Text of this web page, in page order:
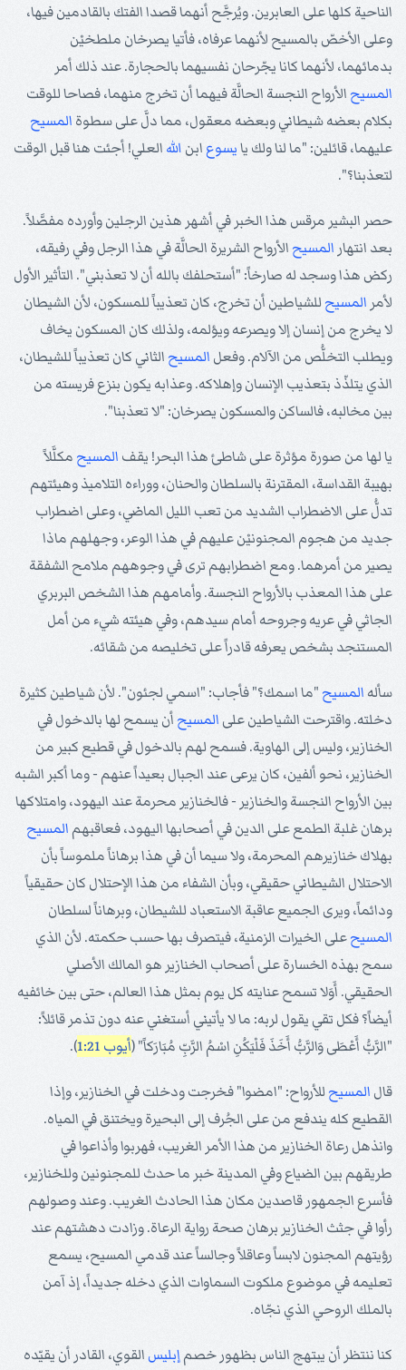
الناحية كلها على العابرين. ويُرجَّح أنهما قصدا الفتك بالقادمين فيها،
وعلى الأخصّ بالمسيح لأنهما عرفاه، فأتيا يصرخان ملطخيْن
بدمائهما، لأنهما كانا يجّرحان نفسيهما بالحجارة. عند ذلك أمر
المسيح الأرواح النجسة الحالَّة فيهما أن تخرج منهما، فصاحا للوقت
بكلام بعضه شيطاني وبعضه معقول، مما دلَّ على سطوة المسيح
عليهما، قائلين: "ما لنا ولك يايسوع ابن الله العلي! أجئت هنا قبل الوقت
لتعذبنا؟".
حصر البشير مرقس هذا الخبر في أشهر هذين الرجلين وأورده مفصَّلاً.
بعد انتهار المسيح الأرواح الشريرة الحالَّة في هذا الرجل وفي رفيقه،
ركض هذا وسجد له صارخاً: "أستحلفك بالله أن لا تعذبني". التأثير الأول
لأمر المسيح للشياطين أن تخرج، كان تعذيباً للمسكون، لأن الشيطان
لا يخرج من إنسان إلا ويصرعه ويؤلمه، ولذلك كان المسكون يخاف
ويطلب التخلُّص من الآلام. وفعل المسيح الثاني كان تعذيباً للشيطان،
الذي يتلذّذ بتعذيب الإنسان وإهلاكه. وعذابه يكون بنزع فريسته من
بين مخالبه، فالساكن والمسكون يصرخان: "لا تعذبنا".
يا لها من صورة مؤثرة على شاطئ هذا البحر! يقف المسيح مكلَّلاً
بهيبة القداسة، المقترنة بالسلطان والحنان، ووراءه التلاميذ وهيئتهم
تدلُّ على الاضطراب الشديد من تعب الليل الماضي، وعلى اضطراب
جديد من هجوم المجنونيْن عليهم في هذا الوعر، وجهلهم ماذا
يصير من أمرهما. ومع اضطرابهم ترى في وجوههم ملامح الشفقة
على هذا المعذب بالأرواح النجسة. وأمامهم هذا الشخص البربري
الجاثي في عريه وجروحه أمام سيدهم، وفي هيئته شيء من أمل
المستنجد بشخص يعرفه قادراً على تخليصه من شقائه.
سأله المسيح "ما اسمك؟" فأجاب: "اسمي لجئون". لأن شياطين كثيرة
دخلته. واقترحت الشياطين على المسيح أن يسمح لها بالدخول في
الخنازير، وليس إلى الهاوية. فسمح لهم بالدخول في قطيع كبير من
الخنازير، نحو ألفين، كان يرعى عند الجبال بعيداً عنهم - وما أكبر الشبه
بين الأرواح النجسة والخنازير - فالخنازير محرمة عند اليهود، وامتلاكها
برهان غلبة الطمع على الدين في أصحابها اليهود، فعاقبهم المسيح
بهلاك خنازيرهم المحرمة، ولا سيما أن في هذا برهاناً ملموساً بأن
الاحتلال الشيطاني حقيقي، وبأن الشفاء من هذا الإحتلال كان حقيقياً
ودائماً، ويرى الجميع عاقبة الاستعباد للشيطان، وبرهاناً لسلطان
المسيحعلى الخيرات الزمنية، فيتصرف بها حسب حكمته. لأن الذي
سمح بهذه الخسارة على أصحاب الخنازير هو المالك الأصلي
الحقيقي. أَوَلا تسمح عنايته كل يوم بمثل هذا العالم، حتى بين خائفيه
أيضاً؟ فكل تقي يقول لربه: ما لا يأتيني أستغني عنه دون تذمر قائلاً:
"الرَّبُّ أَعْطَى وَالرَّبُّ أَخَذَ فَلْيَكُنِ اسْمُ الرَّبِّ مُبَارَكاً" (أيوب 1:21 ).
قال المسيحللأرواح: "امضوا" فخرجت ودخلت في الخنازير، وإذا
القطيع كله يندفع من على الجُرف إلى البحيرة ويختنق في المياه.
وانذهل رعاة الخنازير من هذا الأمر الغريب، فهربوا وأذاعوا في
طريقهم بين الضياع وفي المدينة خبر ما حدث للمجنونين وللخنازير،
فأسرع الجمهور قاصدين مكان هذا الحادث الغريب. وعند وصولهم
رأوا في جثث الخنازير برهان صحة رواية الرعاة. وزادت دهشتهم عند
رؤيتهم المجنون لابساً وعاقلاً وجالساً عند قدمي المسيح، يسمع
تعليمه في موضوع ملكوت السماوات الذي دخله جديداً، إذ آمن
بالملك الروحي الذي نجّاه.
كنا ننتظر أن يبتهج الناس بظهور خصمإبليس القوي، القادر أن يقيّده